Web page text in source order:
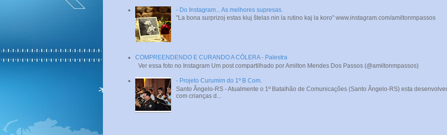
- Do Instagram... As melhores supresas.
"La bona surprizoj estas kiuj ŝtelas nin la rutino kaj la koro" www.instagram.com/amiltonmpassos
COMPREENDENDO E CURANDO A CÓLERA - Palestra
Ver essa foto no Instagram Um post compartilhado por Amilton Mendes Dos Passos (@amiltonmpassos)
- Projeto Curumim do 1º B Com.
Santo Ângelo-RS - Atualmente o 1º Batalhão de Comunicações (Santo Ângelo-RS) esta
com crianças d...